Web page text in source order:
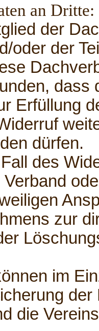
an Dritte:
der
oder der
dass
Erfüllung
dürfen.
des
zur
im
die